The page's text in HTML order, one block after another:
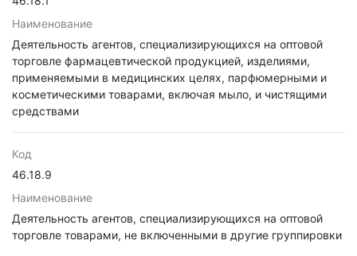
Наименование
Деятельность агентов, специализирующихся на оптовой
торговле фармацевтической продукцией, изделиями,
применяемыми в медицинских целях, парфюмерными и
косметическими товарами, включая мыло, и чистящими
средствами
Код
46.18.9
Наименование
Деятельность агентов, специализирующихся на оптовой
торговле товарами, не включенными в другие группировки